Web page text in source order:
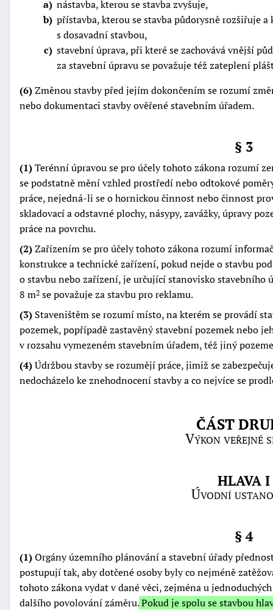
a nástavba, kterou se stavba zvyšuje,
b přístavba, kterou se stavba půdorysně rozšiřuje
s dosavadní stavbou,
c stavební úprava, při které se zachovává vnější
za stavební úpravu se považuje též zateplení
(6)Změnou stavby před jejím dokončením se rozumí
nebo dokumentaci stavby ověřené stavebním úřadem.
§ 3
(1)Terénní úpravou se pro účely tohoto zákona rozumí
se podstatně mění vzhled prostředí nebo odtokové
práce, nejedná-li se o hornickou činnost nebo činnost
skladovací a odstavné plochy, násypy, zavážky, úpravy
práce na povrchu.
(2)Zařízením se pro účely tohoto zákona rozumí
konstrukce a technické zařízení, pokud nejde o stavbu
o stavbu nebo zařízení, je určující stanovisko stavebního
8 m2 se považuje za stavbu pro reklamu.
(3) Staveništěm se rozumí místo, na kterém se provádí
pozemek, popřípadě zastavěný stavební pozemek nebo
v rozsahu vymezeném stavebním úřadem, též jiný
(4)Údržbou stavby se rozumějí práce, jimiž se
nedocházelo ke znehodnocení stavby a co nejvíce se
ČÁST
Výkon veřejné
HLAVA I
Úvodní
§ 4
(1)Orgány územního plánování a stavební úřady
postupují tak, aby dotčené osoby byly co nejméně
tohoto zákona vydat v dané věci, zejména u
dalšího povolování záměru.Pokud je spolu se stavbou